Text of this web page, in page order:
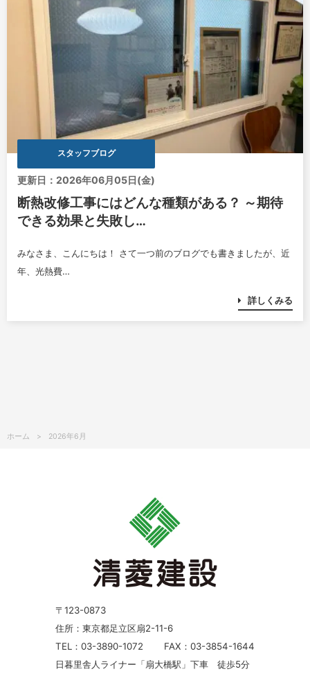
スタッフブログ
更新日：2026年06月05日(金)
断熱改修工事にはどんな種類がある？ ～期待
できる効果と失敗し…
みなさま、こんにちは！ さて一つ前のブログでも書きましたが、近
年、光熱費…
詳しくみる
ホーム 2026年6月
〒123-0873
住所：東京都足立区扇2-11-6
TEL：03-3890-1072
FAX：03-3854-1644
日暮里舎人ライナー「扇大橋駅」下車 徒歩5分